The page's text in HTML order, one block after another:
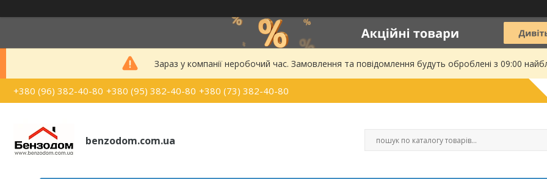
Зараз у компанії неробочий час. Замовлення та повідомлення будуть оброблені з 09:00
+380 (96) 382-40-80 +380 (95) 382-40-80 +380 (73) 382-40-80
benzodom.com.ua